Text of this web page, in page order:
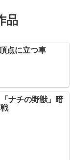
品
点に立つ車
ナチの野獣」暗